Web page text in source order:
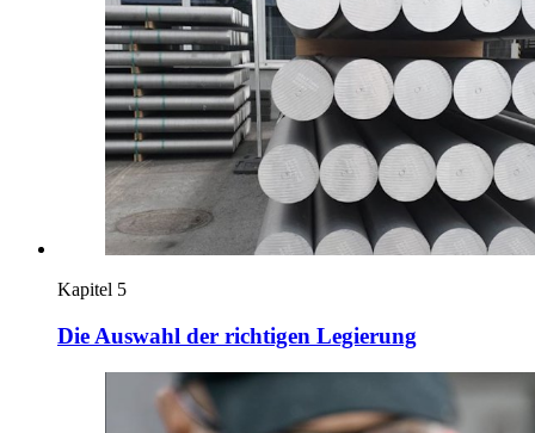
Kapitel 5
Die Auswahl der richtigen Legierung